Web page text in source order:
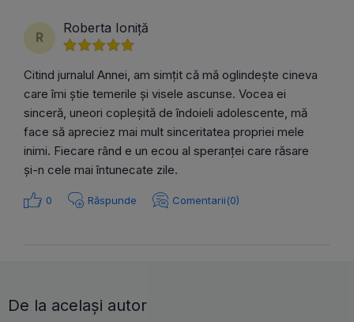
R
Roberta Ioniță
Citind jurnalul Annei, am simțit că mă oglindește cineva
care îmi știe temerile și visele ascunse. Vocea ei
sinceră, uneori copleșită de îndoieli adolescente, mă
face să apreciez mai mult sinceritatea propriei mele
inimi. Fiecare rând e un ecou al speranței care răsare
şi-n cele mai întunecate zile.
0 Răspunde Comentarii(0)
De la același autor